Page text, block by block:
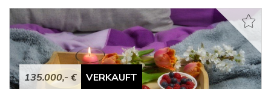
135.000,- € VERKAUFT